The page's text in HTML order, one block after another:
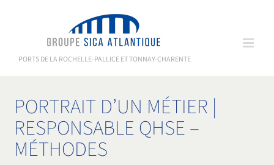
PORTS DE LA ROCHELLE-PALLICE ET TONNAY-CHARENTE
PORTRAIT D’UN MÉTIER |
RESPONSABLE QHSE –
MÉTHODES